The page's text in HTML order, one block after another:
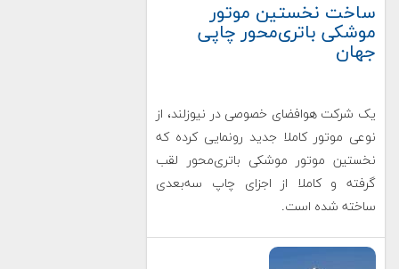
ساخت نخستین موتور
موشکی باتری‌محور چاپی
جهان
یک شرکت هوافضای خصوصی در نیوزلند، از
نوعی موتور کاملا جدید رونمایی کرده که
نخستین موتور موشکی باتری‌محور لقب
گرفته و کاملا از اجزای چاپ سه‌بعدی
ساخته شده است.